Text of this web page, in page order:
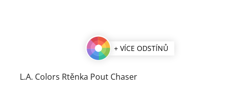
+ VÍCE ODSTÍNŮ
L.A. Colors Rtěnka Pout Chaser